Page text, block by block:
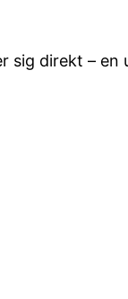
sig direkt –